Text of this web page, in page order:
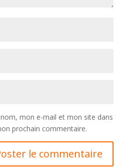
mon e-mail et mon site dans
prochain commentaire.